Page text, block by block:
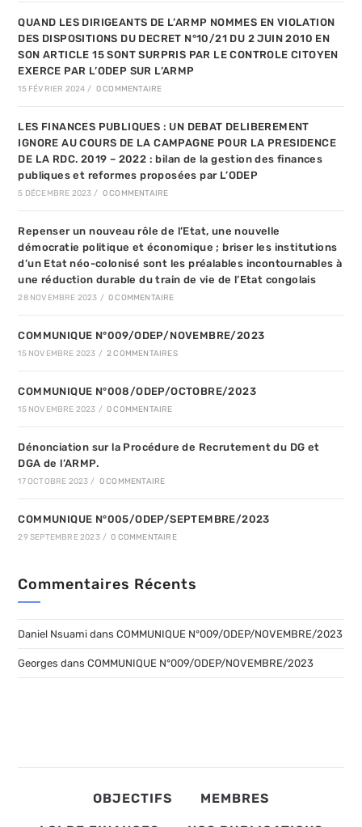
QUAND LES DIRIGEANTS DE L’ARMP NOMMES EN VIOLATION
DES DISPOSITIONS DU DECRET N°10/21 DU 2 JUIN 2010 EN
SON ARTICLE 15 SONT SURPRIS PAR LE CONTROLE CITOYEN
EXERCE PAR L’ODEP SUR L’ARMP
15 FÉVRIER 2024 / 0 COMMENTAIRE
LES FINANCES PUBLIQUES : UN DEBAT DELIBEREMENT
IGNORE AU COURS DE LA CAMPAGNE POUR LA PRESIDENCE
DE LA RDC. 2019 – 2022 : bilan de la gestion des finances
publiques et reformes proposées par L’ODEP
5 DÉCEMBRE 2023 / 0 COMMENTAIRE
Repenser un nouveau rôle de l’Etat, une nouvelle
démocratie politique et économique ; briser les institutions
d’un Etat néo-colonisé sont les préalables incontournables à
une réduction durable du train de vie de l’Etat congolais
28 NOVEMBRE 2023 / 0 COMMENTAIRE
COMMUNIQUE N°009/ODEP/NOVEMBRE/2023
15 NOVEMBRE 2023 / 2 COMMENTAIRES
COMMUNIQUE N°008/ODEP/OCTOBRE/2023
15 NOVEMBRE 2023 / 0 COMMENTAIRE
Dénonciation sur la Procédure de Recrutement du DG et
DGA de l’ARMP.
17 OCTOBRE 2023 / 0 COMMENTAIRE
COMMUNIQUE N°005/ODEP/SEPTEMBRE/2023
29 SEPTEMBRE 2023 / 0 COMMENTAIRE
Commentaires Récents
Daniel Nsuami dansCOMMUNIQUE N°009/ODEP/NOVEMBRE/2023
Georges dansCOMMUNIQUE N°009/ODEP/NOVEMBRE/2023
OBJECTIFS MEMBRES